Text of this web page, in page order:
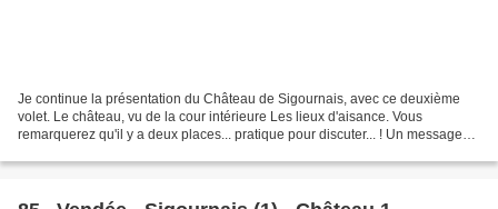
Je continue la présentation du Château de Sigournais, avec ce deuxième
volet. Le château, vu de la cour intérieure Les lieux d'aisance. Vous
remarquerez qu'il y a deux places... pratique pour discuter... ! Un message